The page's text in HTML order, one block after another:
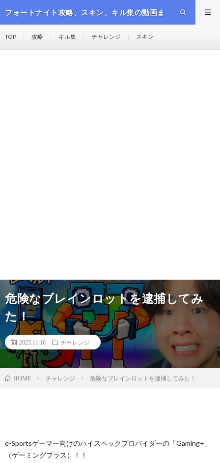
フォートナイト攻略、スキン、キル集の動画ま
TOP 攻略 キル集 チャレンジ スキン
危険なブレインロットを逮捕してみ
た！
2025.11.16 チャレンジ
HOME チャレンジ 危険なブレインロットを逮捕してみた！
e-Sportsゲーマー向けのハイスペックプロバイダーの「Gaming+」
（ゲーミングプラス）！！